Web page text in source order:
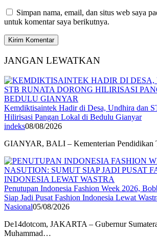
Simpan nama, email, dan situs web saya
untuk komentar saya berikutnya.
JANGAN LEWATKAN
Kemdiktisaintek Hadir di Desa, Undhira dan
Hilirisasi Pangan Lokal di Bedulu Gianyar
indeks08/08/2026
GIANYAR, BALI – Kementerian Pendidikan
Penutupan Indonesia Fashion Week 2026,
Siap Jadi Pusat Fashion Indonesia Lewat
Nasional05/08/2026
De14dotcom, JAKARTA – Gubernur
Muhammad…